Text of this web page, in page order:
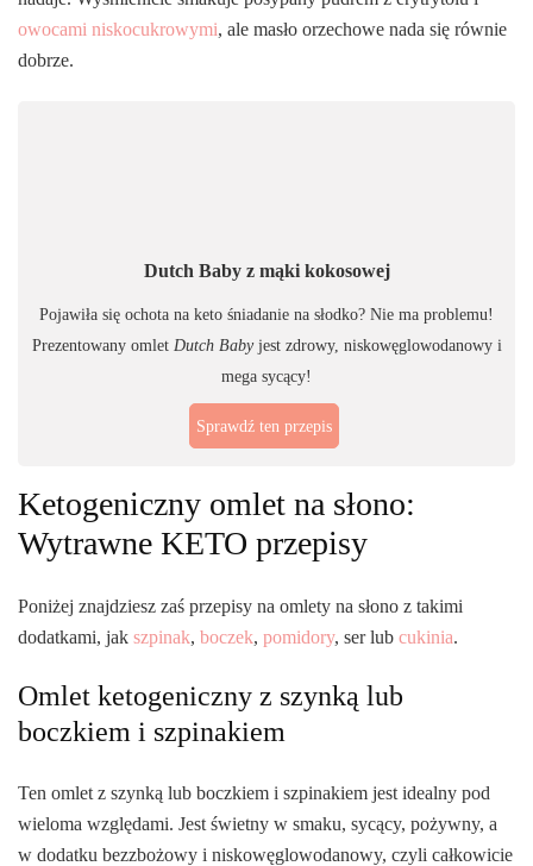
owocami niskocukrowymi, ale masło orzechowe nada się równie
dobrze.
Dutch Baby z mąki kokosowej
Pojawiła się ochota na keto śniadanie na słodko? Nie ma problemu!
Prezentowany omlet Dutch Babyjest zdrowy, niskowęglowodanowy i
mega sycący!
Sprawdź ten przepis
Ketogeniczny omlet na słono:
Wytrawne KETO przepisy
Poniżej znajdziesz zaś przepisy na omlety na słono z takimi
dodatkami, jak szpinak, boczek, pomidory, ser lub cukinia.
Omlet ketogeniczny z szynką lub
boczkiem i szpinakiem
Ten omlet z szynką lub boczkiem i szpinakiem jest idealny pod
wieloma względami. Jest świetny w smaku, sycący, pożywny, a
w dodatku bezzbożowy i niskowęglowodanowy, czyli całkowicie